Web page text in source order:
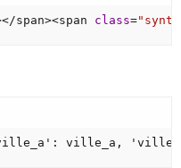
</span><span class=
ville_a,